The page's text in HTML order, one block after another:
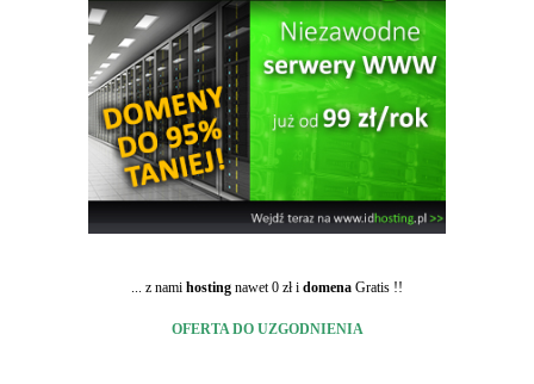
... z nami hosting nawet 0 zł i domena Gratis !!
OFERTA DO UZGODNIENIA